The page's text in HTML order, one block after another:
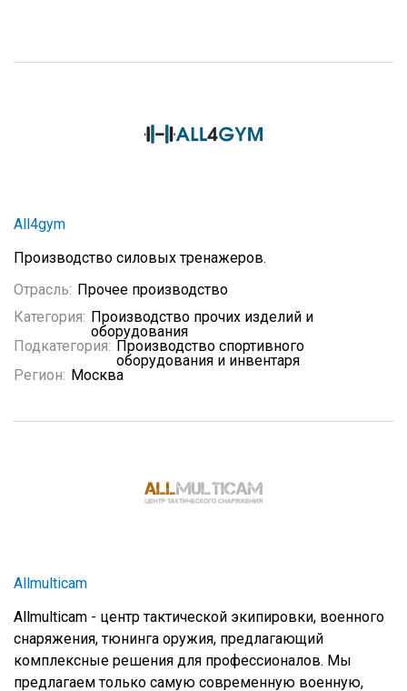
All4gym
Производство силовых тренажеров.
Отрасль: Прочее производство
Категория: Производство прочих изделий и
оборудования
Подкатегория: Производство спортивного
оборудования и инвентаря
Регион: Москва
Allmulticam
Allmulticam - центр тактической экипировки, военного
снаряжения, тюнинга оружия, предлагающий
комплексные решения для профессионалов. Мы
предлагаем только самую современную военную,